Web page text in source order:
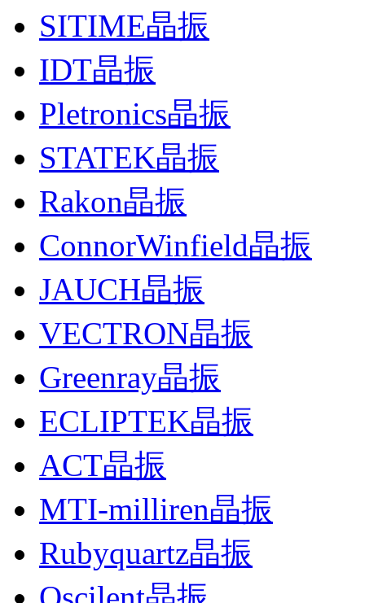
SITIME晶振
IDT晶振
Pletronics晶振
STATEK晶振
Rakon晶振
ConnorWinfield晶振
JAUCH晶振
VECTRON晶振
Greenray晶振
ECLIPTEK晶振
ACT晶振
MTI-milliren晶振
Rubyquartz晶振